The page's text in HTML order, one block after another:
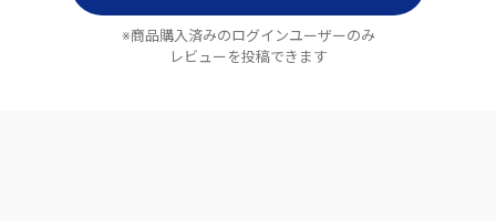
※商品購入済みのログインユーザーのみ
レビューを投稿できます